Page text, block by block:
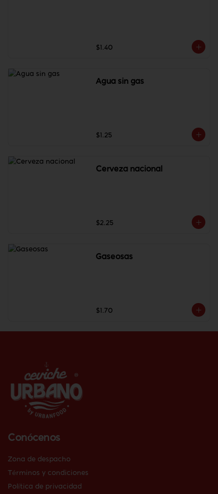
$1.40
Agua sin gas
$1.25
Cerveza nacional
$2.25
Gaseosas
$1.70
Conócenos
Zona de despacho
Términos y condiciones
Política de privacidad